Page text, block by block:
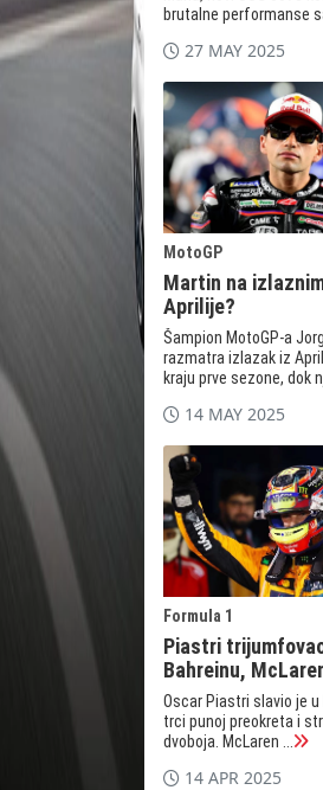
brutalne performanse
27 MAY 2025
MotoGP
Martin na
Aprilije?
Šampion MotoGP-a
razmatra izlazak iz
kraju prve sezone, dok
14 MAY 2025
Formula 1
Piastri
Bahreinu,
dominira
Oscar Piastri slavio je u
trci punoj preokreta i
dvoboja. McLaren ...
14 APR 2025